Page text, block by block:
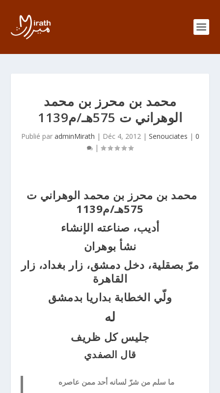
محمد بن محرز بن محمد
الوهراني ت 575هـ/م1139
Publié par adminMirath | Déc 4, 2012| Senouciates | 0
|
محمد بن محرز بن محمد الوهراني ت
575هـ/م1139
أديب، صناعته الإنشاء
نشأ بوهران
مرّ بصقلية، دخل دمشق، زار بغداد، زار
القاهرة
ولّي الخطابة بداريا بدمشق
له
جليس كل ظريف
قال الصفدي
ما سلم من شرّ لسانه أحد ممن عاصره